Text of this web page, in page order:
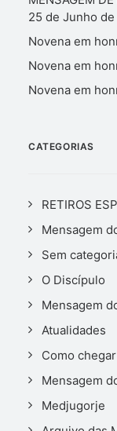
25 de Junho
Novena em
Novena em
Novena em
CATEGORIAS
RETIROS
Mensagem
Sem
O Discípulo
Mensagem
Atualidades
Como chegar
Mensagem
Medjugorje